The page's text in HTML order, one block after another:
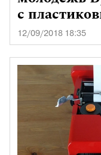
с
12/09/2018 18:35